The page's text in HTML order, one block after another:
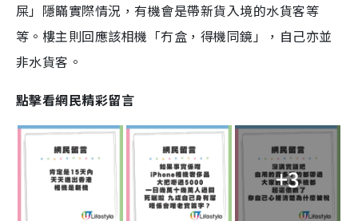
屎」隱瞞實際情況，有機會是帶新貨入境的水貨客等
等。樓主則回應該相機「冇盒，得機同鏡」，自己亦並
非水貨客。
點擊看網民精彩留言
+3